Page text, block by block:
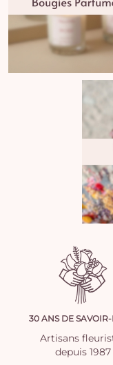
30 ANS DE
Artisans
depuis 1987